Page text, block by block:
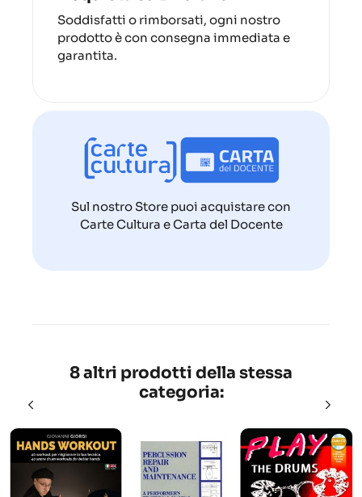
Soddisfatti o rimborsati, ogni nostro
prodotto è con consegna immediata e
garantita.
Sul nostro Store puoi acquistare con
Carte Cultura e Carta del Docente
8 altri prodotti della stessa
categoria: